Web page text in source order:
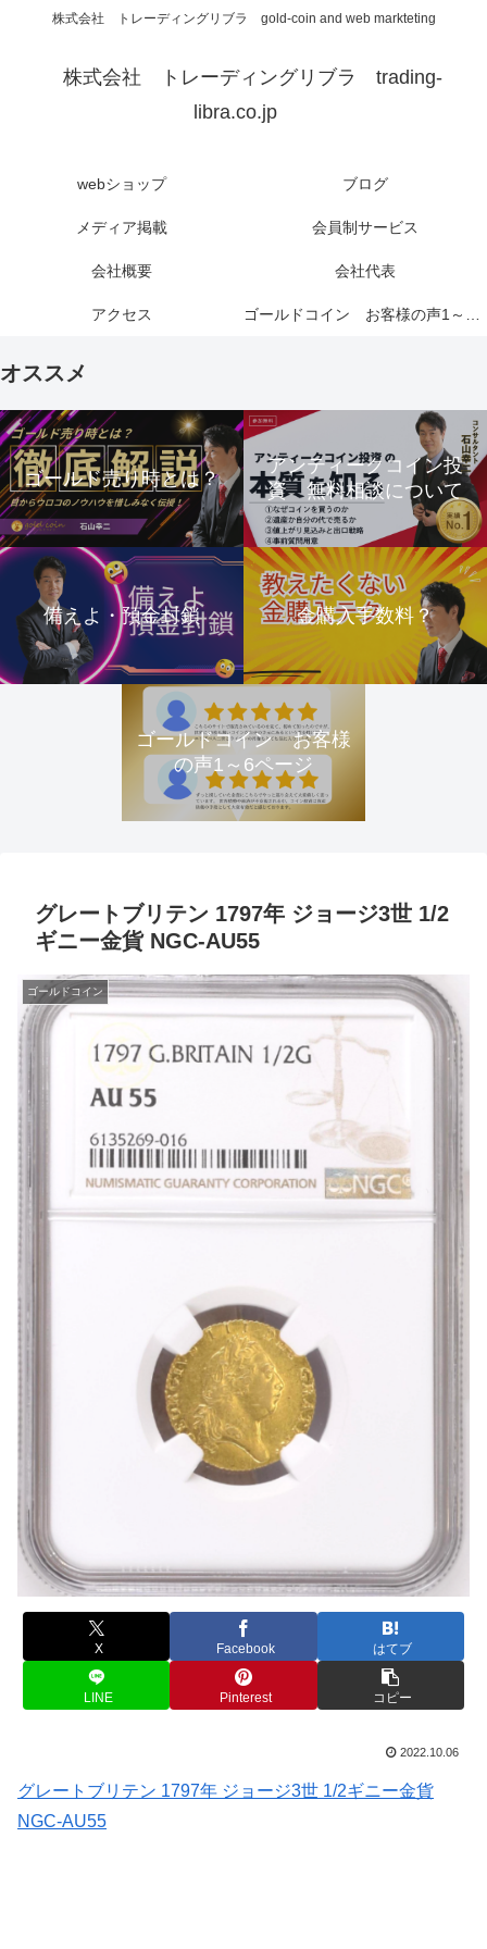
株式会社 トレーディングリブラ gold-coin and web markteting
株式会社 トレーディングリブラ trading-
libra.co.jp
webショップ ブログ
メディア掲載 会員制サービス
会社概要 会社代表
アクセス ゴールドコイン お客様の声1～6ページ
オススメ
ゴールド売り時とは？
アンティークコイン投
資 無料相談について
備えよ・預金封鎖 金購入手数料？
ゴールドコイン お客様
の声1～6ページ
グレートブリテン 1797年 ジョージ3世 1/2
ギニー金貨 NGC-AU55
ゴールドコイン
X Facebook はてブ
LINE Pinterest コピー
2022.10.06
グレートブリテン 1797年 ジョージ3世 1/2ギニー金貨
NGC-AU55